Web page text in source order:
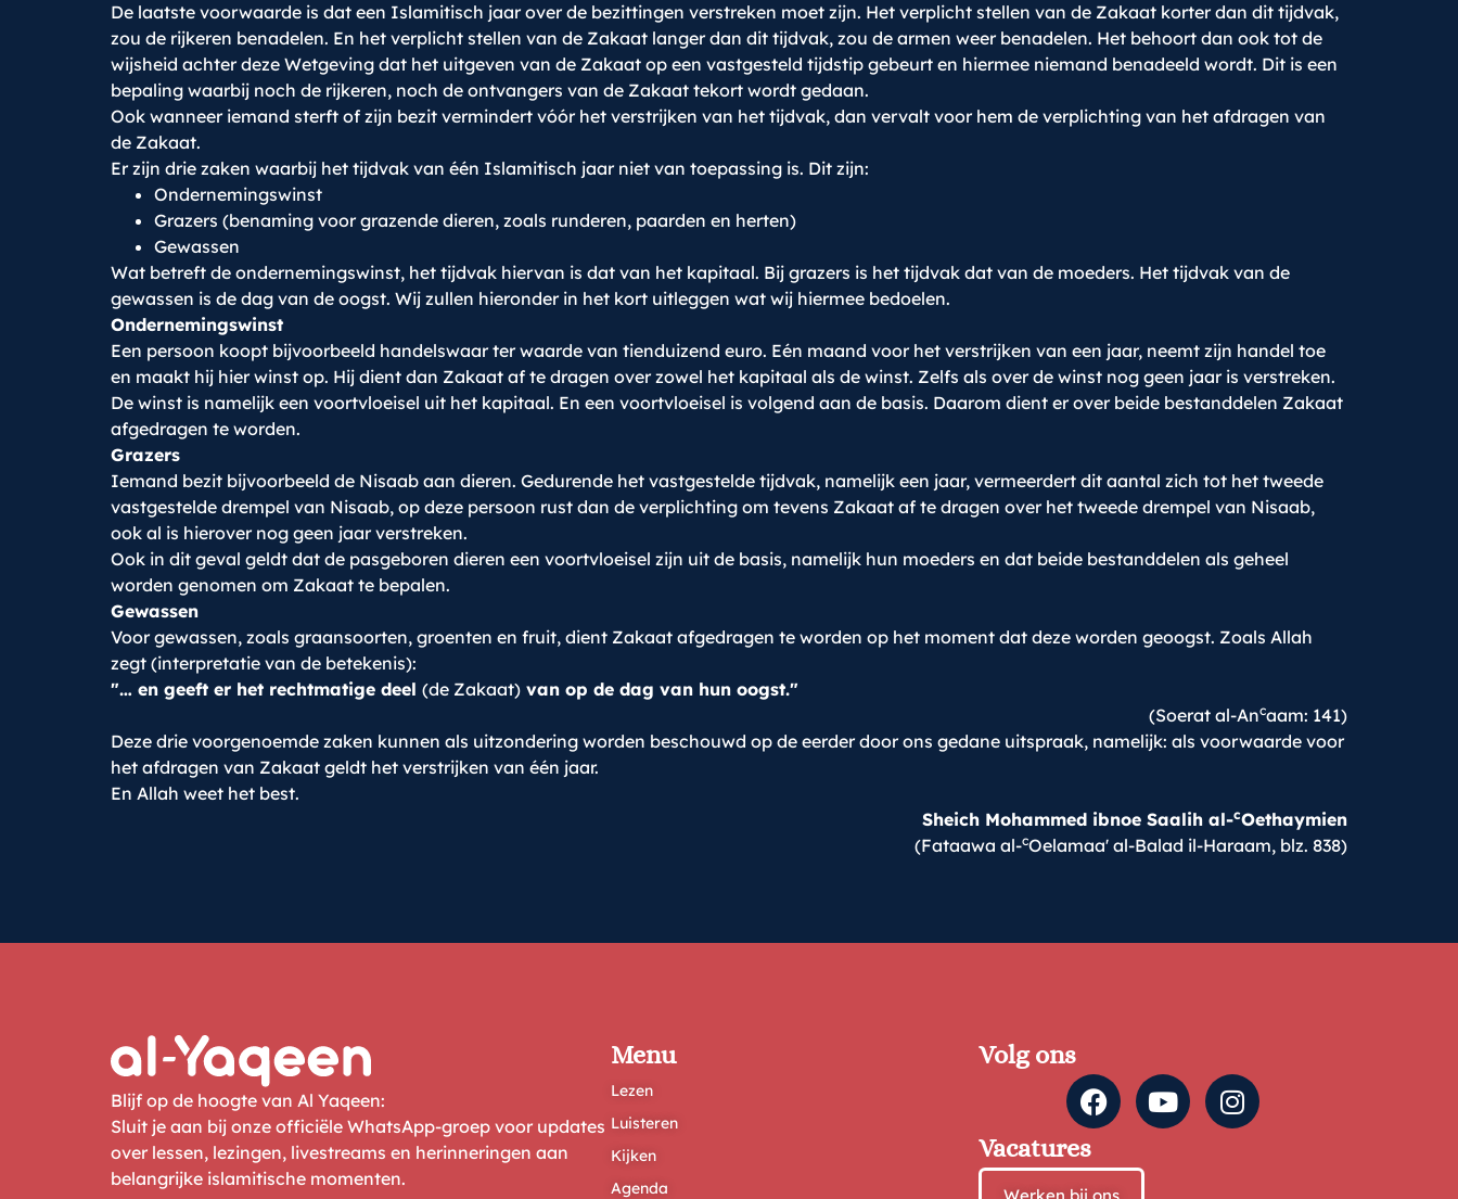
De laatste voorwaarde is dat een Islamitisch jaar over de bezittingen verstreken moet zijn. Het verplicht stellen van de Zakaat korter dan dit tijdvak,
zou de rijkeren benadelen. En het verplicht stellen van de Zakaat langer dan dit tijdvak, zou de armen weer benadelen. Het behoort dan ook tot de
wijsheid achter deze Wetgeving dat het uitgeven van de Zakaat op een vastgesteld tijdstip gebeurt en hiermee niemand benadeeld wordt. Dit is een
bepaling waarbij noch de rijkeren, noch de ontvangers van de Zakaat tekort wordt gedaan.
Ook wanneer iemand sterft of zijn bezit vermindert vóór het verstrijken van het tijdvak, dan vervalt voor hem de verplichting van het afdragen van
de Zakaat.
Er zijn drie zaken waarbij het tijdvak van één Islamitisch jaar niet van toepassing is. Dit zijn:
Ondernemingswinst
Grazers (benaming voor grazende dieren, zoals runderen, paarden en herten)
Gewassen
Wat betreft de ondernemingswinst, het tijdvak hiervan is dat van het kapitaal. Bij grazers is het tijdvak dat van de moeders. Het tijdvak van de
gewassen is de dag van de oogst. Wij zullen hieronder in het kort uitleggen wat wij hiermee bedoelen.
Ondernemingswinst
Een persoon koopt bijvoorbeeld handelswaar ter waarde van tienduizend euro. Eén maand voor het verstrijken van een jaar, neemt zijn handel toe
en maakt hij hier winst op. Hij dient dan Zakaat af te dragen over zowel het kapitaal als de winst. Zelfs als over de winst nog geen jaar is verstreken.
De winst is namelijk een voortvloeisel uit het kapitaal. En een voortvloeisel is volgend aan de basis. Daarom dient er over beide bestanddelen Zakaat
afgedragen te worden.
Grazers
Iemand bezit bijvoorbeeld de Nisaab aan dieren. Gedurende het vastgestelde tijdvak, namelijk een jaar, vermeerdert dit aantal zich tot het tweede
vastgestelde drempel van Nisaab, op deze persoon rust dan de verplichting om tevens Zakaat af te dragen over het tweede drempel van Nisaab,
ook al is hierover nog geen jaar verstreken.
Ook in dit geval geldt dat de pasgeboren dieren een voortvloeisel zijn uit de basis, namelijk hun moeders en dat beide bestanddelen als geheel
worden genomen om Zakaat te bepalen.
Gewassen
Voor gewassen, zoals graansoorten, groenten en fruit, dient Zakaat afgedragen te worden op het moment dat deze worden geoogst. Zoals Allah
zegt (interpretatie van de betekenis):
"… en geeft er het rechtmatige deel (de Zakaat) van op de dag van hun oogst."
(Soerat al-Ancaam: 141)
Deze drie voorgenoemde zaken kunnen als uitzondering worden beschouwd op de eerder door ons gedane uitspraak, namelijk: als voorwaarde voor
het afdragen van Zakaat geldt het verstrijken van één jaar.
En Allah weet het best.
Sheich Mohammed ibnoe Saalih al-cOethaymien
(Fataawa al-cOelamaa' al-Balad il-Haraam, blz. 838)
Blijf op de hoogte van Al Yaqeen:
Sluit je aan bij onze officiële WhatsApp-groep voor updates
over lessen, lezingen, livestreams en herinneringen aan
belangrijke islamitische momenten.
Menu
Lezen
Luisteren
Kijken
Agenda
Volg ons
Vacatures